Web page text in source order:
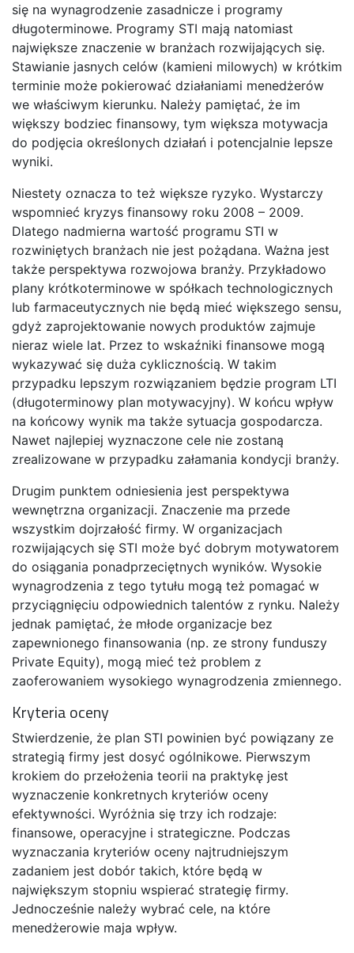
się na wynagrodzenie zasadnicze i programy
długoterminowe. Programy STI mają natomiast
największe znaczenie w branżach rozwijających się.
Stawianie jasnych celów (kamieni milowych) w krótkim
terminie może pokierować działaniami menedżerów
we właściwym kierunku. Należy pamiętać, że im
większy bodziec finansowy, tym większa motywacja
do podjęcia określonych działań i potencjalnie lepsze
wyniki.
Niestety oznacza to też większe ryzyko. Wystarczy
wspomnieć kryzys finansowy roku 2008 – 2009.
Dlatego nadmierna wartość programu STI w
rozwiniętych branżach nie jest pożądana. Ważna jest
także perspektywa rozwojowa branży. Przykładowo
plany krótkoterminowe w spółkach technologicznych
lub farmaceutycznych nie będą mieć większego sensu,
gdyż zaprojektowanie nowych produktów zajmuje
nieraz wiele lat. Przez to wskaźniki finansowe mogą
wykazywać się duża cyklicznością. W takim
przypadku lepszym rozwiązaniem będzie program LTI
(długoterminowy plan motywacyjny). W końcu wpływ
na końcowy wynik ma także sytuacja gospodarcza.
Nawet najlepiej wyznaczone cele nie zostaną
zrealizowane w przypadku załamania kondycji branży.
Drugim punktem odniesienia jest perspektywa
wewnętrzna organizacji. Znaczenie ma przede
wszystkim dojrzałość firmy. W organizacjach
rozwijających się STI może być dobrym motywatorem
do osiągania ponadprzeciętnych wyników. Wysokie
wynagrodzenia z tego tytułu mogą też pomagać w
przyciągnięciu odpowiednich talentów z rynku. Należy
jednak pamiętać, że młode organizacje bez
zapewnionego finansowania (np. ze strony funduszy
Private Equity), mogą mieć też problem z
zaoferowaniem wysokiego wynagrodzenia zmiennego.
Kryteria oceny
Stwierdzenie, że plan STI powinien być powiązany ze
strategią firmy jest dosyć ogólnikowe. Pierwszym
krokiem do przełożenia teorii na praktykę jest
wyznaczenie konkretnych kryteriów oceny
efektywności. Wyróżnia się trzy ich rodzaje:
finansowe, operacyjne i strategiczne. Podczas
wyznaczania kryteriów oceny najtrudniejszym
zadaniem jest dobór takich, które będą w
największym stopniu wspierać strategię firmy.
Jednocześnie należy wybrać cele, na które
menedżerowie maja wpływ.